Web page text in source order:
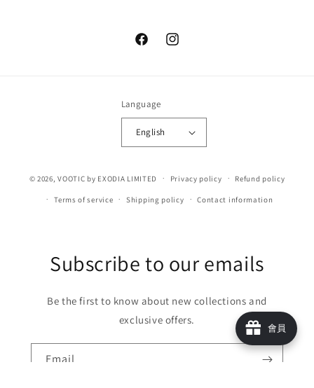
FacebookInstagram
Language
English
© 2026,VOOTIC by EXODIA LIMITED Privacy policy Refund policy
Terms of service Shipping policy Contact information
Subscribe to our emails
Be the first to know about new collections and
exclusive offers.
Email
會員